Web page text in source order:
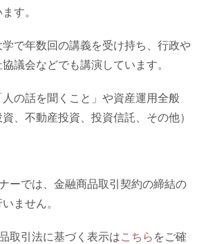
す。
で年数回の講義を受け持ち、行政や
議会などでも講演しています。
人の話を聞くこと」や資産運用全般
資、不動産投資、投資信託、その他）
ーでは、金融商品取引契約の締結の
ません。
取引法に基づく表示はこちら をご確